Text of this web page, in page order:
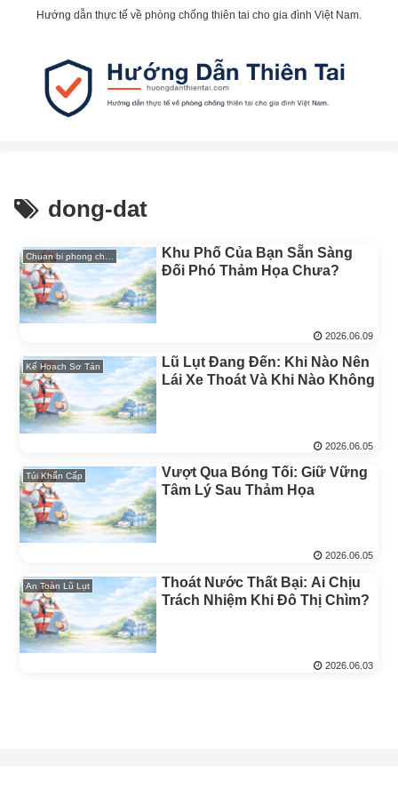
Hướng dẫn thực tế về phòng chống thiên tai cho gia đình Việt Nam.
dong-dat
Khu Phố Của Bạn Sẵn Sàng
Đối Phó Thảm Họa Chưa?
2026.06.09
Kế Hoạch Sơ Tán
Lũ Lụt Đang Đến: Khi Nào Nên
Lái Xe Thoát Và Khi Nào Không
2026.06.05
Túi Khẩn Cấp
Vượt Qua Bóng Tối: Giữ Vững
Tâm Lý Sau Thảm Họa
2026.06.05
An Toàn Lũ Lụt
Thoát Nước Thất Bại: Ai Chịu
Trách Nhiệm Khi Đô Thị Chìm?
2026.06.03